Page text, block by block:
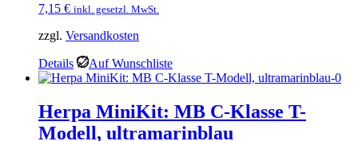
7,15 € inkl. gesetzl. MwSt.
zzgl. Versandkosten
Details Auf Wunschliste
Herpa MiniKit: MB C-Klasse T-
Modell, ultramarinblau